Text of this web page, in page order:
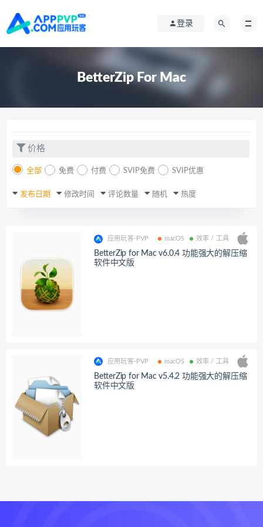
登录
BetterZip For Mac
价格
全部 免费 付费 SVIP免费 SVIP优惠
发布日期 修改时间 评论数量 随机 热度
应用玩客-PVP macOS 效率 / 工具
BetterZip for Mac v6.0.4 功能强大的解压缩
软件中文版
应用玩客-PVP macOS 效率 / 工具
BetterZip for Mac v5.4.2 功能强大的解压缩
软件中文版